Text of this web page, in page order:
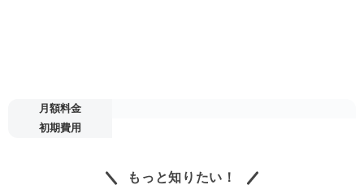
月額料金
初期費用
もっと知りたい！